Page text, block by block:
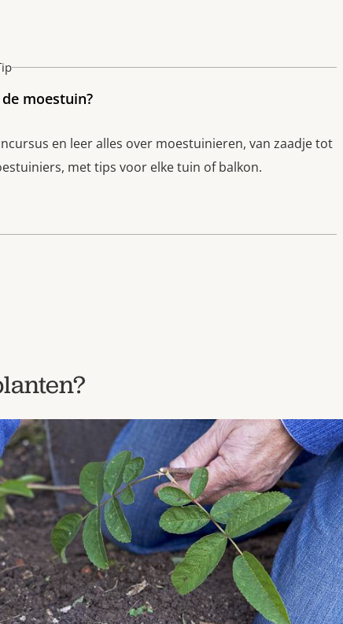
moestuin?
en leer alles over moestuinieren, van zaadje tot
met tips voor elke tuin of balkon.